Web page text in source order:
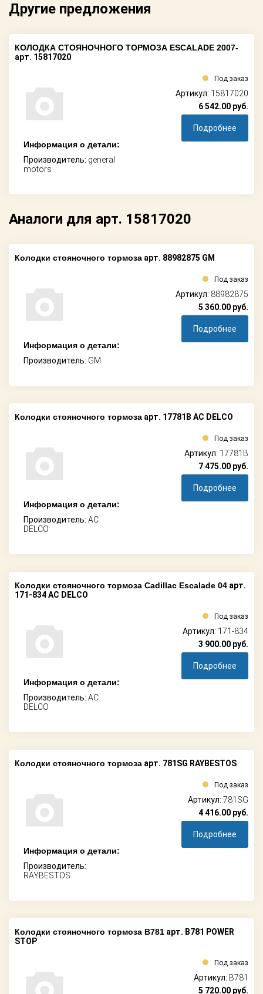
Другие предложения
КОЛОДКА СТОЯНОЧНОГО ТОРМОЗА ESCALADE 2007-
арт. 15817020
Информация о детали:
Производитель: general
motors
Под заказ
Артикул: 15817020
6 542.00 руб.
Подробнее
Аналоги для арт. 15817020
Колодки стояночного тормоза арт. 88982875 GM
Информация о детали:
Производитель: GM
Под заказ
Артикул: 88982875
5 360.00 руб.
Подробнее
Колодки стояночного тормоза арт. 17781B AC DELCO
Информация о детали:
Производитель: AC
DELCO
Под заказ
Артикул: 17781B
7 475.00 руб.
Подробнее
Колодки стояночного тормоза Cadillac Escalade 04 арт.
171-834 AC DELCO
Информация о детали:
Производитель: AC
DELCO
Под заказ
Артикул: 171-834
3 900.00 руб.
Подробнее
Колодки стояночного тормоза арт. 781SG RAYBESTOS
Информация о детали:
Производитель:
RAYBESTOS
Под заказ
Артикул: 781SG
4 416.00 руб.
Подробнее
Колодки стояночного тормоза B781 арт. B781 POWER
STOP
Под заказ
Артикул: B781
5 720.00 руб.